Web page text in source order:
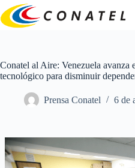
Saltar
al
contenido
Conatel al Aire: Venezuela avanza
tecnológico para disminuir
Prensa Conatel 6 de